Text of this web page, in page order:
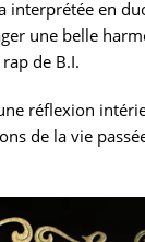
interprétée en
une belle
de B.I.
réflexion
de la vie